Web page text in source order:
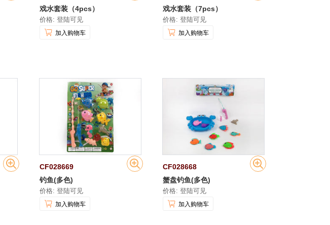
戏水套装（4pcs）
价格: 登陆可见
加入购物车
戏水套装（7pcs）
价格: 登陆可见
加入购物车
CF028669
钓鱼(多色)
价格: 登陆可见
加入购物车
CF028668
蟹盘钓鱼(多色)
价格: 登陆可见
加入购物车